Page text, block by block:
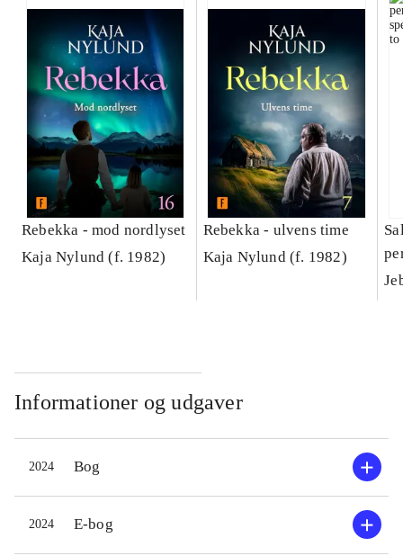
Rebekka - mod nordlyset
Kaja Nylund (f. 1982)
Rebekka - ulvens time
Kaja Nylund (f. 1982)
Informationer og udgaver
2024 Bog
2024 E-bog